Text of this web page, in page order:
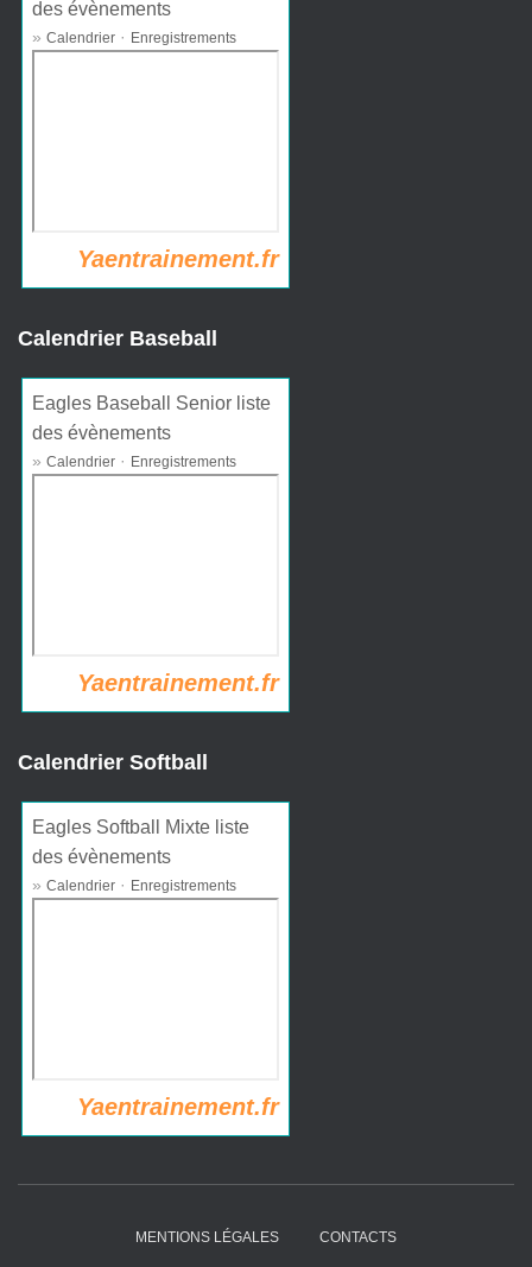
des évènements
» Calendrier · Enregistrements
Yaentrainement.fr
Calendrier Baseball
Eagles Baseball Senior liste
des évènements
» Calendrier · Enregistrements
Yaentrainement.fr
Calendrier Softball
Eagles Softball Mixte liste
des évènements
» Calendrier · Enregistrements
Yaentrainement.fr
MENTIONS LÉGALES CONTACTS